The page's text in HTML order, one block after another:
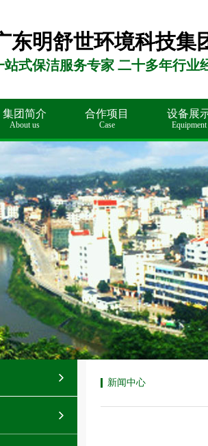
东明舒世环境科技集
站式保洁服务专家 二十多年行业
集团简介
About us
合作项目
Case
设备展
Equipment
新闻中心